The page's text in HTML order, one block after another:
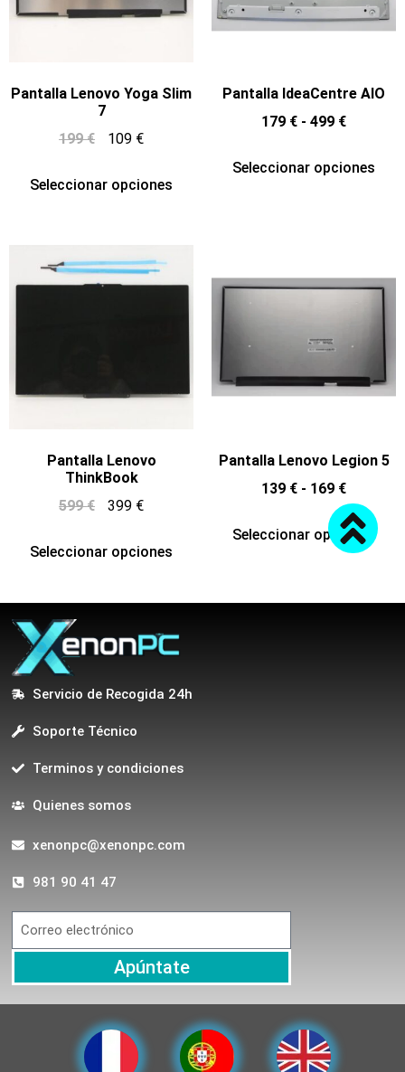
Pantalla Lenovo Yoga Slim
7
199€ 109 €
Seleccionar opciones
Pantalla IdeaCentre AIO
179 € - 499 €
Seleccionar opciones
Pantalla Lenovo
ThinkBook
599€ 399 €
Seleccionar opciones
Pantalla Lenovo Legion 5
139 € - 169 €
Seleccionar opciones
Servicio de Recogida 24h
Soporte Técnico
Terminos y condiciones
Quienes somos
xenonpc@xenonpc.com
981 90 41 47
Apúntate